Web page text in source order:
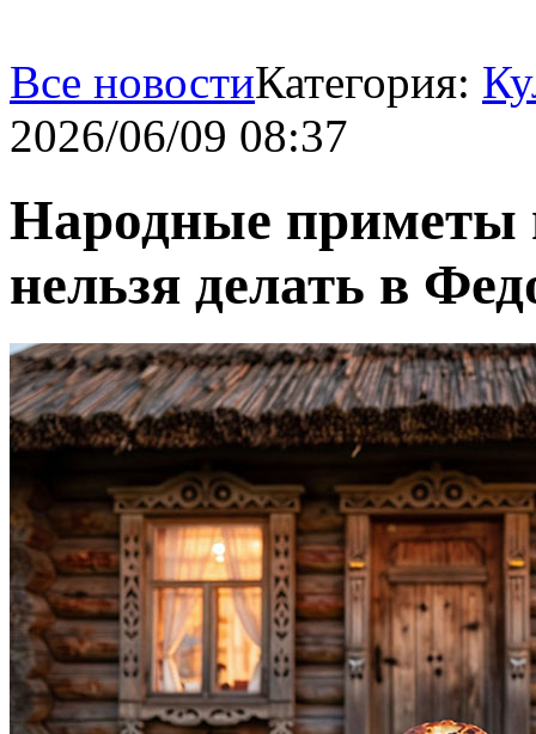
Все новостиКатегория:
2026/06/09 08:37
Народные приметы
нельзя делать в